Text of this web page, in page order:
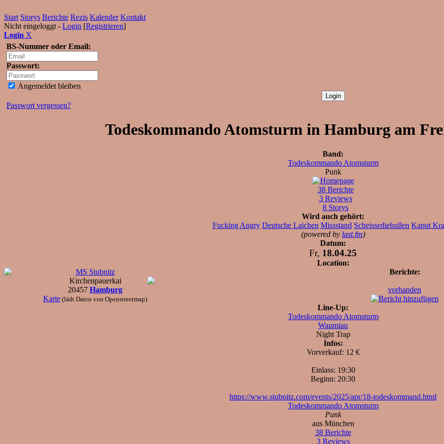
Start Storys Berichte Rezis Kalender Kontakt
Nicht eingeloggt - Login [Registrieren]
Login X
BS-Nummer oder Email:
Passwort:
Angemeldet bleiben
Passwort vergessen?
Todeskommando Atomsturm in Hamburg am
Band:
Todeskommando Atomsturm
Punk
38 Berichte
3 Reviews
8 Storys
Wird auch gehört:
Fucking Angry Deutsche Laichen Missstand Scheissediebullen Kaput
(powered by last.fm)
Datum:
Fr, 18.04.25
Location:
MS Stubnitz
Kirchenpauerkai
20457 Hamburg
Karte (lädt Daten von Openstreetmap)
Berichte:
vorhanden
Line-Up:
Todeskommando Atomsturm
Waumiau
Night Trap
Infos:
Vorverkauf: 12 €
Einlass: 19:30
Beginn: 20:30
https://www.stubnitz.com/events/2025/apr/18-todeskommand.html
Todeskommando Atomsturm
Punk
aus München
38 Berichte
3 Reviews